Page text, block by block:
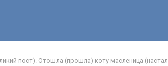
пост). Отошла (прошла) коту масленица (настал